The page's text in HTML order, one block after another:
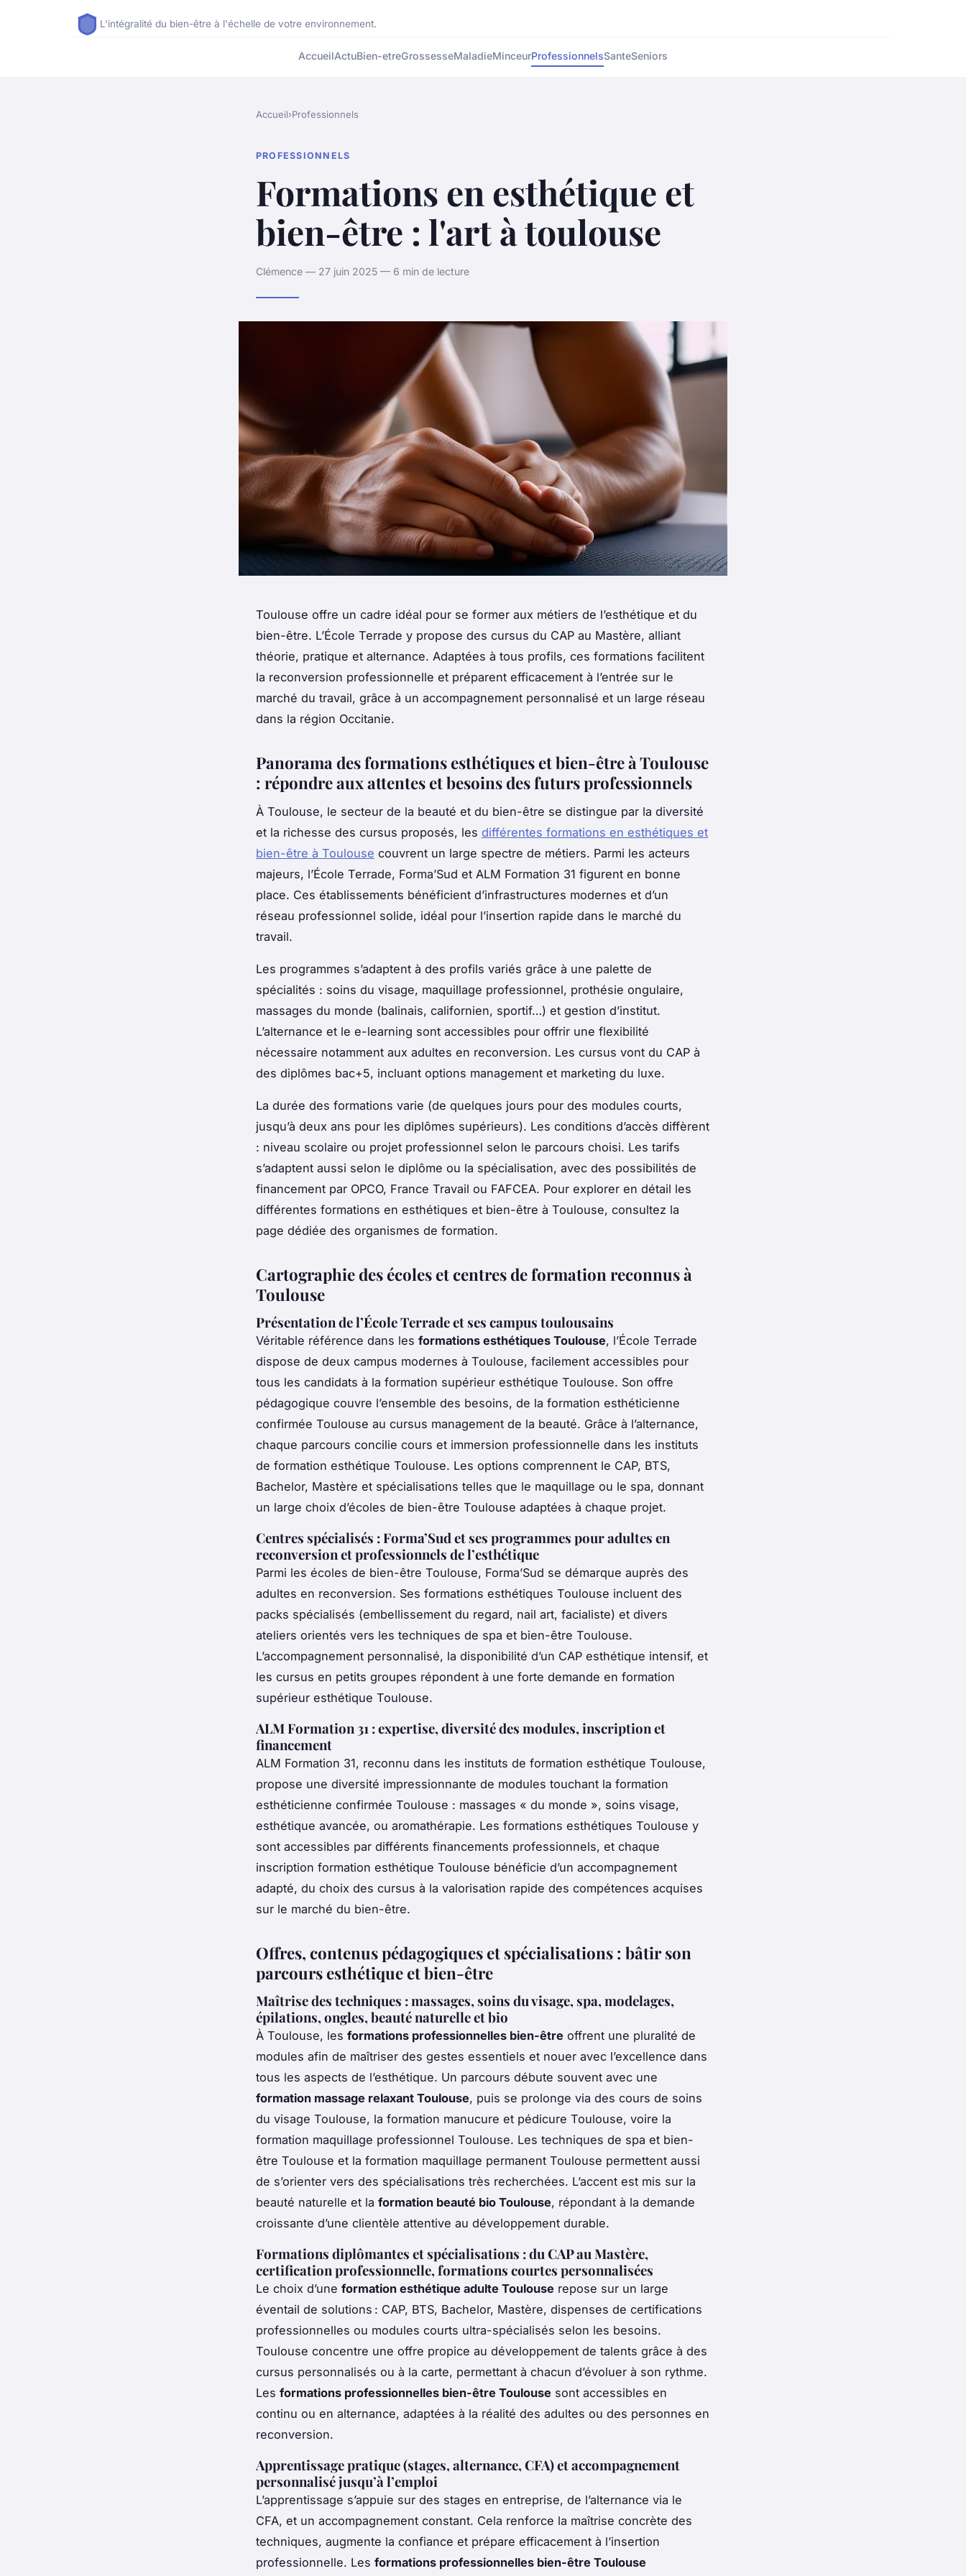
L'intégralité du bien-être à l'échelle de votre environnement.
AccueilActuBien-etreGrossesseMaladieMinceurProfessionnelsSanteSeniors
Accueil›Professionnels
PROFESSIONNELS
Formations en esthétique et
bien-être : l'art à toulouse
Clémence — 27 juin 2025 — 6 min de lecture
Toulouse offre un cadre idéal pour se former aux métiers de l’esthétique et du
bien-être. L’École Terrade y propose des cursus du CAP au Mastère, alliant
théorie, pratique et alternance. Adaptées à tous profils, ces formations facilitent
la reconversion professionnelle et préparent efficacement à l’entrée sur le
marché du travail, grâce à un accompagnement personnalisé et un large réseau
dans la région Occitanie.
Panorama des formations esthétiques et bien-être à Toulouse
: répondre aux attentes et besoins des futurs professionnels
À Toulouse, le secteur de la beauté et du bien-être se distingue par la diversité
et la richesse des cursus proposés, les différentes formations en esthétiques et
bien-être à Toulouse couvrent un large spectre de métiers. Parmi les acteurs
majeurs, l’École Terrade, Forma’Sud et ALM Formation 31 figurent en bonne
place. Ces établissements bénéficient d’infrastructures modernes et d’un
réseau professionnel solide, idéal pour l’insertion rapide dans le marché du
travail.
Les programmes s’adaptent à des profils variés grâce à une palette de
spécialités : soins du visage, maquillage professionnel, prothésie ongulaire,
massages du monde (balinais, californien, sportif…) et gestion d’institut.
L’alternance et le e-learning sont accessibles pour offrir une flexibilité
nécessaire notamment aux adultes en reconversion. Les cursus vont du CAP à
des diplômes bac+5, incluant options management et marketing du luxe.
La durée des formations varie (de quelques jours pour des modules courts,
jusqu’à deux ans pour les diplômes supérieurs). Les conditions d’accès diffèrent
: niveau scolaire ou projet professionnel selon le parcours choisi. Les tarifs
s’adaptent aussi selon le diplôme ou la spécialisation, avec des possibilités de
financement par OPCO, France Travail ou FAFCEA. Pour explorer en détail les
différentes formations en esthétiques et bien-être à Toulouse, consultez la
page dédiée des organismes de formation.
Cartographie des écoles et centres de formation reconnus à
Toulouse
Présentation de l’École Terrade et ses campus toulousains
Véritable référence dans les formations esthétiques Toulouse, l’École Terrade
dispose de deux campus modernes à Toulouse, facilement accessibles pour
tous les candidats à la formation supérieur esthétique Toulouse. Son offre
pédagogique couvre l’ensemble des besoins, de la formation esthéticienne
confirmée Toulouse au cursus management de la beauté. Grâce à l’alternance,
chaque parcours concilie cours et immersion professionnelle dans les instituts
de formation esthétique Toulouse. Les options comprennent le CAP, BTS,
Bachelor, Mastère et spécialisations telles que le maquillage ou le spa, donnant
un large choix d’écoles de bien-être Toulouse adaptées à chaque projet.
Centres spécialisés : Forma’Sud et ses programmes pour adultes en
reconversion et professionnels de l’esthétique
Parmi les écoles de bien-être Toulouse, Forma’Sud se démarque auprès des
adultes en reconversion. Ses formations esthétiques Toulouse incluent des
packs spécialisés (embellissement du regard, nail art, facialiste) et divers
ateliers orientés vers les techniques de spa et bien-être Toulouse.
L’accompagnement personnalisé, la disponibilité d’un CAP esthétique intensif, et
les cursus en petits groupes répondent à une forte demande en formation
supérieur esthétique Toulouse.
ALM Formation 31 : expertise, diversité des modules, inscription et
financement
ALM Formation 31, reconnu dans les instituts de formation esthétique Toulouse,
propose une diversité impressionnante de modules touchant la formation
esthéticienne confirmée Toulouse : massages « du monde », soins visage,
esthétique avancée, ou aromathérapie. Les formations esthétiques Toulouse y
sont accessibles par différents financements professionnels, et chaque
inscription formation esthétique Toulouse bénéficie d’un accompagnement
adapté, du choix des cursus à la valorisation rapide des compétences acquises
sur le marché du bien-être.
Offres, contenus pédagogiques et spécialisations : bâtir son
parcours esthétique et bien-être
Maîtrise des techniques : massages, soins du visage, spa, modelages,
épilations, ongles, beauté naturelle et bio
À Toulouse, les formations professionnelles bien-être offrent une pluralité de
modules afin de maîtriser des gestes essentiels et nouer avec l’excellence dans
tous les aspects de l’esthétique. Un parcours débute souvent avec une
formation massage relaxant Toulouse, puis se prolonge via des cours de soins
du visage Toulouse, la formation manucure et pédicure Toulouse, voire la
formation maquillage professionnel Toulouse. Les techniques de spa et bien-
être Toulouse et la formation maquillage permanent Toulouse permettent aussi
de s’orienter vers des spécialisations très recherchées. L’accent est mis sur la
beauté naturelle et la formation beauté bio Toulouse, répondant à la demande
croissante d’une clientèle attentive au développement durable.
Formations diplômantes et spécialisations : du CAP au Mastère,
certification professionnelle, formations courtes personnalisées
Le choix d’une formation esthétique adulte Toulouse repose sur un large
éventail de solutions : CAP, BTS, Bachelor, Mastère, dispenses de certifications
professionnelles ou modules courts ultra-spécialisés selon les besoins.
Toulouse concentre une offre propice au développement de talents grâce à des
cursus personnalisés ou à la carte, permettant à chacun d’évoluer à son rythme.
Les formations professionnelles bien-être Toulouse sont accessibles en
continu ou en alternance, adaptées à la réalité des adultes ou des personnes en
reconversion.
Apprentissage pratique (stages, alternance, CFA) et accompagnement
personnalisé jusqu’à l’emploi
L’apprentissage s’appuie sur des stages en entreprise, de l’alternance via le
CFA, et un accompagnement constant. Cela renforce la maîtrise concrète des
techniques, augmente la confiance et prépare efficacement à l’insertion
professionnelle. Les formations professionnelles bien-être Toulouse